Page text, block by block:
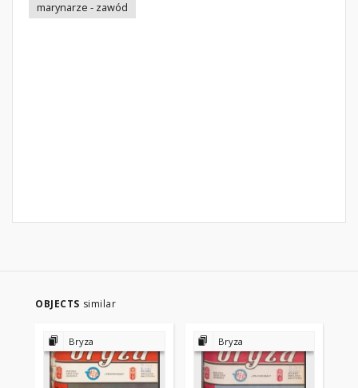
marynarze - zawód
OBJECTS similar
Bryza Bryza